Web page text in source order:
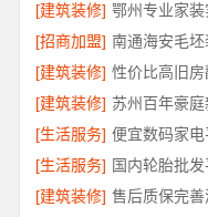
[建筑装修]
[招商加盟]
[建筑装修]
[建筑装修]
[生活服务]
[生活服务]
[建筑装修] 售后质保完